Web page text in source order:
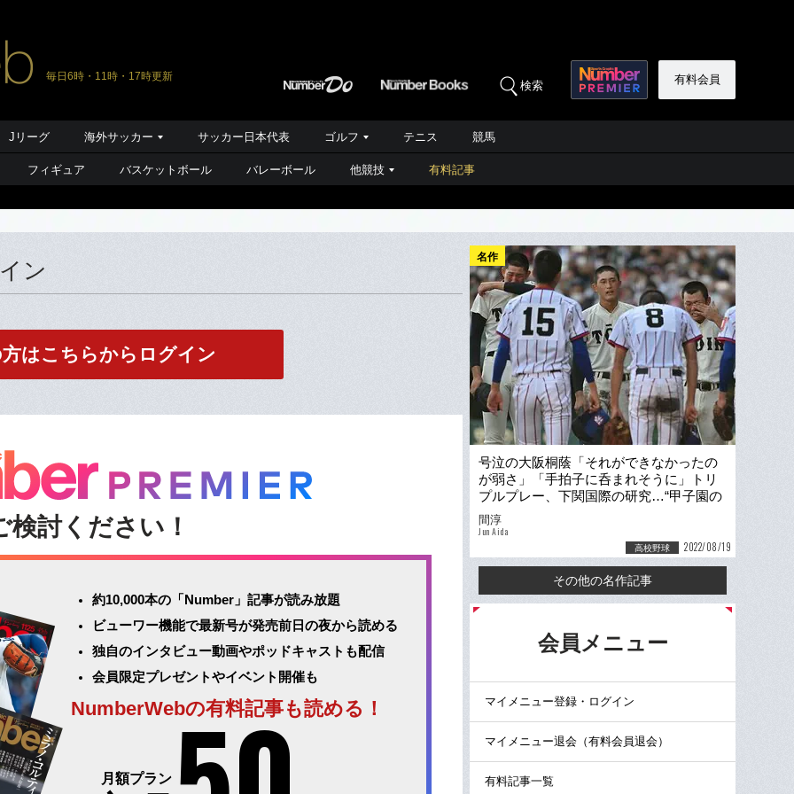
毎日6時・11時・17時更新
検索 有料会員
Jリーグ 海外サッカー サッカー日本代表 ゴルフ テニス 競馬
フィギュア バスケットボール バレーボール 他競技 有料記事
ン
はこちらからログイン
検討ください！
約10,000本の「Number」記事が読み放題
ビューワー機能で最新号が発売前日の夜から読める
独自のインタビュー動画やポッドキャストも配信
会員限定プレゼントやイベント開催も
NumberWebの有料記事も読める！
月額プラン
名作
号泣の大阪桐蔭「それができなかったの
が弱さ」「手拍子に呑まれそうに」トリ
プルプレー、下関国際の研究…“甲子園の
魔物”に王者は襲われた
間淳
Jun Aida
高校野球 2022/08/19
その他の名作記事
会員メニュー
マイメニュー登録・ログイン
マイメニュー退会（有料会員退会）
有料記事一覧